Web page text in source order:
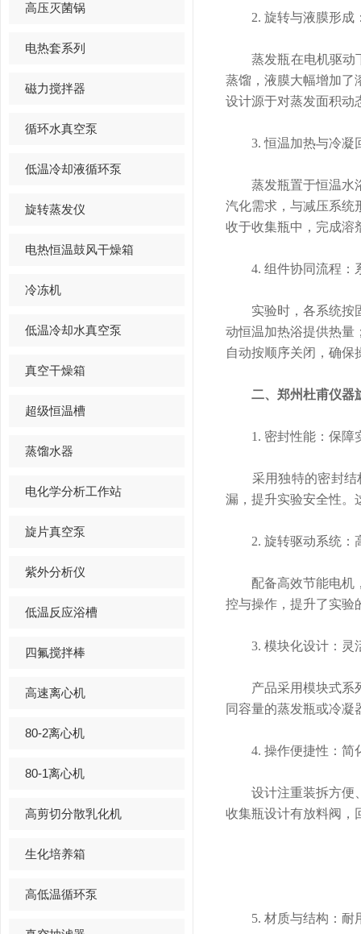
高压灭菌锅
电热套系列
磁力搅拌器
循环水真空泵
低温冷却液循环泵
旋转蒸发仪
电热恒温鼓风干燥箱
冷冻机
低温冷却水真空泵
真空干燥箱
超级恒温槽
蒸馏水器
电化学分析工作站
旋片真空泵
紫外分析仪
低温反应浴槽
四氟搅拌棒
高速离心机
80-2离心机
80-1离心机
高剪切分散乳化机
生化培养箱
高低温循环泵
2. 旋转与液膜形成
蒸发瓶在电机驱动下
蒸馏，液膜大幅增加了
设计源于对蒸发面积动
3. 恒温加热与冷凝
蒸发瓶置于恒温水浴
汽化需求，与减压系统
收于收集瓶中，完成溶
4. 组件协同流程：
实验时，各系统按固
动恒温加热浴提供热量
自动按顺序关闭，确保
二、郑州杜甫仪器
1. 密封性能：保障
采用独特的密封结构
漏，提升实验安全性。
2. 旋转驱动系统：
配备高效节能电机，
控与操作，提升了实验
3. 模块化设计：灵
产品采用模块式系列
同容量的蒸发瓶或冷凝
4. 操作便捷性：简
设计注重装拆方便、
收集瓶设计有放料阀，
5. 材质与结构：耐